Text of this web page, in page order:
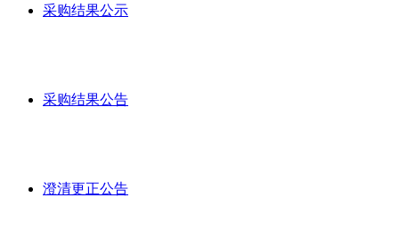
采购结果公示
采购结果公告
澄清更正公告